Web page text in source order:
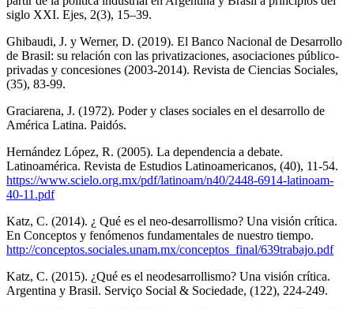
siglo XXI. Ejes, 2(3), 15–39.
Ghibaudi, J. y Werner, D. (2019). El Banco Nacional de Desarrollo
de Brasil: su relación con las privatizaciones, asociaciones público-
privadas y concesiones (2003-2014). Revista de Ciencias Sociales,
(35), 83-99.
Graciarena, J. (1972). Poder y clases sociales en el desarrollo de
América Latina. Paidós.
Hernández López, R. (2005). La dependencia a debate.
Latinoamérica. Revista de Estudios Latinoamericanos, (40), 11-54.
https://www.scielo.org.mx/pdf/latinoam/n40/2448-6914-latinoam-
40-11.pdf
Katz, C. (2014). ¿ Qué es el neo-desarrollismo? Una visión crítica.
En Conceptos y fenómenos fundamentales de nuestro tiempo.
http://conceptos.sociales.unam.mx/conceptos_final/639trabajo.pdf
Katz, C. (2015). ¿Qué es el neodesarrollismo? Una visión crítica.
Argentina y Brasil. Serviço Social & Sociedade, (122), 224-249.